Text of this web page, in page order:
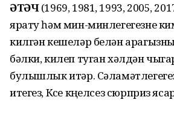
ӘТӘЧ(1969, 1981, 1993, 2005,
ярату һәм мин-минлегегезне
килгән кешеләр белән
бәлки, килеп туган хәлдән
булышлык итәр.
итегез, Күсе күңелсез сюрприз